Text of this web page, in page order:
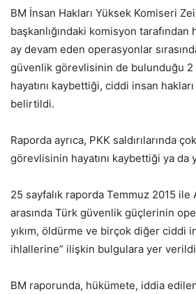
BM İnsan Hakları Yüksek Komiseri
başkanlığındaki komisyon tarafından
ay devam eden operasyonlar
güvenlik görevlisinin de bulunduğu 2
hayatını kaybettiği, ciddi insan
belirtildi.
Raporda ayrıca, PKK saldırılarında
görevlisinin hayatını kaybettiği ya da
25 sayfalık raporda Temmuz 2015 ile
arasında Türk güvenlik güçlerinin
yıkım, öldürme ve birçok diğer ciddi
ihlallerine” ilişkin bulgulara yer
BM raporunda, hükümete, iddia